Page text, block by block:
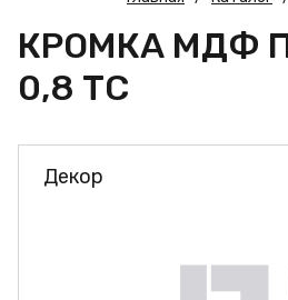
КРОМКА МДФ
0,8 ТС
Декор